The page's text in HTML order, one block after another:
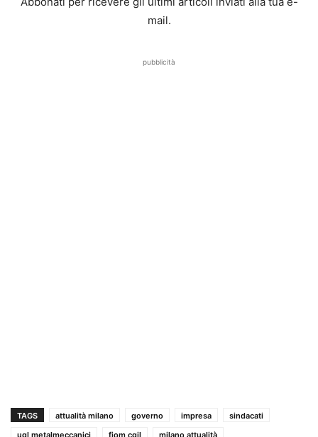
mail.
pubblicità
TAGS attualità milano governo impresa
sindacati
ugl metalmeccanici
fiom cgil
milano attualità